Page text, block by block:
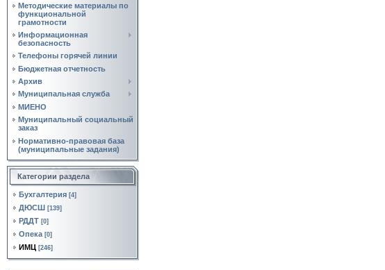
Методические материалы по
функциональной
грамотности
Информационная
безопасность
Телефоны горячей линии
Бюджетная отчетность
Архив
Муниципальная служба
МИЕНО
Муниципальный социальный
заказ
Нормативно‑правовая база
(муниципальные задания)
Категории раздела
Бухгалтерия [4]
ДЮСШ [139]
РДДТ [0]
Опека [0]
ИМЦ [246]